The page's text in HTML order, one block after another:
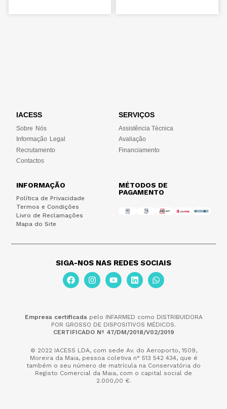
IACESS
Sobre Nós
Informação Legal
Recrutamento
Contactos
SERVIÇOS
Assistência Técnica
Avaliação
Financiamento
INFORMAÇÃO
Política de Privacidade
Termos e Condições
Livro de Reclamações
Mapa do Site
MÉTODOS DE
PAGAMENTO
SIGA-NOS NAS REDES SOCIAIS
Empresa certificadapelo INFARMED como DISTRIBUIDORA
POR GROSSO DE DISPOSITIVOS MÉDICOS.
CERTIFICADO Nº 47/DM/2018/V02/2019
© 2022 IACESS LDA, com sede Av. do Aeroporto, 1509,
Moreira da Maia, pessoa coletiva n° 513 542 434, que é
também o seu número de matrícula na Conservatória do
Registo Comercial da Maia, com o capital social de
2.000,00 €.